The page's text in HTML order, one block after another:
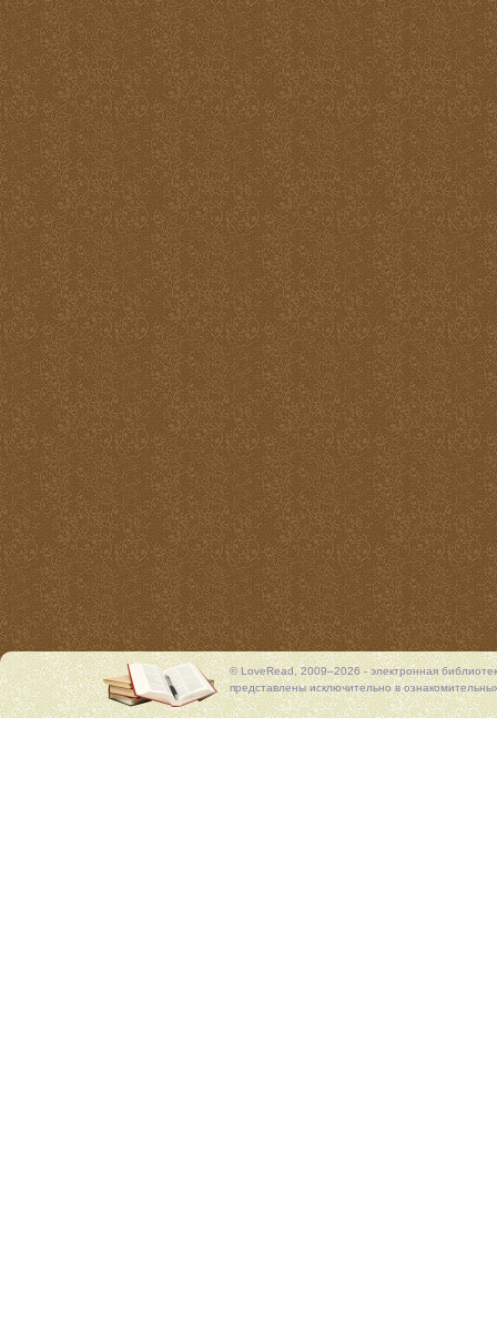
© LoveRead, 2009–2026 - электронная
представлены исключительно в